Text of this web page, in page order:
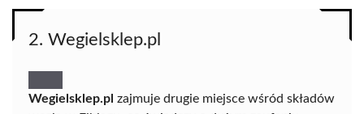
2. Wegielsklep.pl
Wegielsklep.pl zajmuje drugie miejsce wśród składów